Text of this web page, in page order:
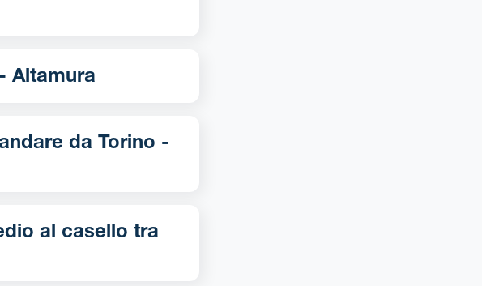
tra Torino - Altamura
da Torino -
al casello tra